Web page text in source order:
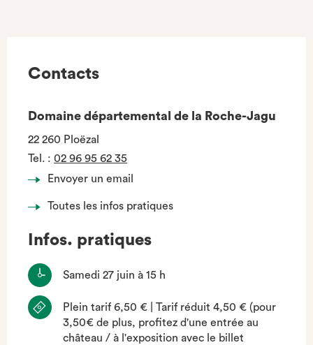
Contacts
Domaine départemental de la Roche-Jagu
22 260 Ploëzal
Tel. : 02 96 95 62 35
Envoyer un email
Toutes les infos pratiques
Infos. pratiques
Samedi 27 juin à 15 h
Plein tarif 6,50 € | Tarif réduit 4,50 € (pour
3,50€ de plus, profitez d'une entrée au
château / à l'exposition avec le billet